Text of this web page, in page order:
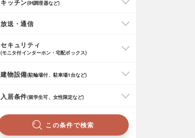
キッチン(IH調理器など)
放送・通信
セキュリティ
(モニタ付インターホン・宅配ボックス)
建物設備(駐輪場付、駐車場1台など)
入居条件(留学生可、女性限定など)
この条件で検索